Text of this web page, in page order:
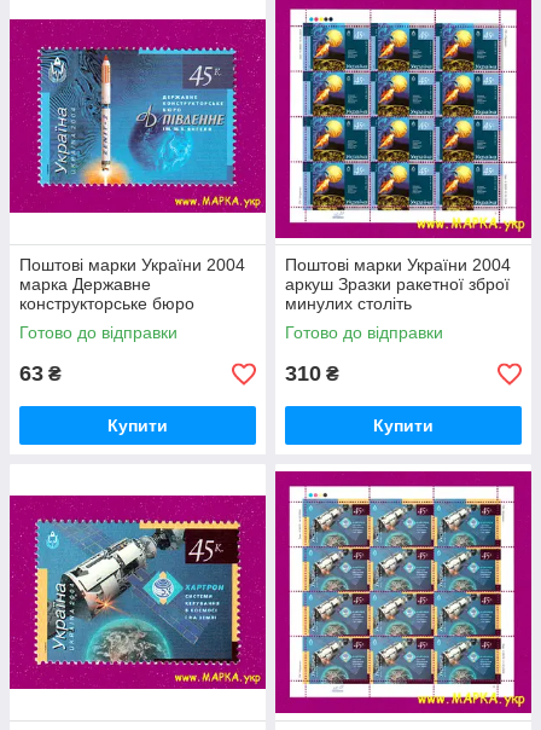
Поштові марки України 2004
марка Державне
конструкторське бюро
Південне ім. М.К.Янгеля
Готово до відправки
63 ₴
Купити
Поштові марки України 2004
аркуш Зразки ракетної зброї
минулих століть
Готово до відправки
310 ₴
Купити